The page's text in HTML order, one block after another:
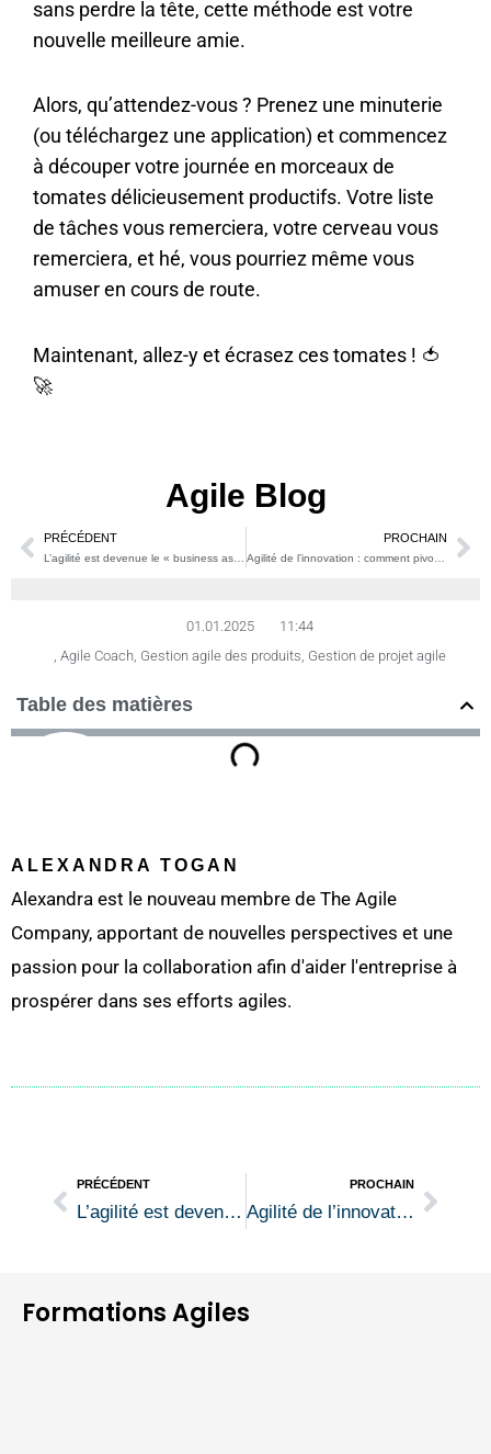
sans perdre la tête, cette méthode est votre
nouvelle meilleure amie.
Alors, qu’attendez-vous ? Prenez une minuterie
(ou téléchargez une application) et commencez
à découper votre journée en morceaux de
tomates délicieusement productifs. Votre liste
de tâches vous remerciera, votre cerveau vous
remerciera, et hé, vous pourriez même vous
amuser en cours de route.
Maintenant, allez-y et écrasez ces tomates ! 🍅
🚀
Agile Blog
Précédent
PRÉCÉDENT
L’agilité est devenue le « business as usual » : et maintenant ?
PROCHAIN
Agilité de l’innovation : comment pivoter plus vite qu’un chat sur un Roomba
01.01.2025
11:44
, Agile Coach, Gestion agile des produits, Gestion de projet agile
Table des matières
ALEXANDRA TOGAN
Alexandra est le nouveau membre de The Agile
Company, apportant de nouvelles perspectives et une
passion pour la collaboration afin d'aider l'entreprise à
prospérer dans ses efforts agiles.
Précédent
PRÉCÉDENT
L’agilité est devenue le « business as usual » : et maintenant ?
PROCHAIN
Agilité de l’innovation : comment pivoter plus vite qu’un chat sur un Roomba
Formations Agiles